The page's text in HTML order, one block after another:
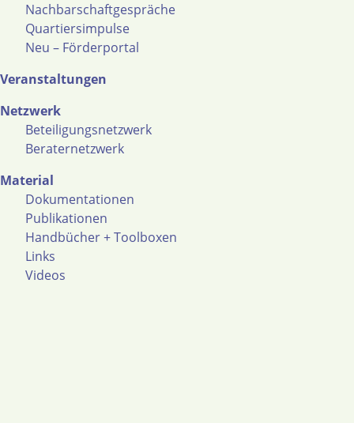
Nachbarschaftgespräche
Quartiersimpulse
Neu – Förderportal
Veranstaltungen
Netzwerk
Beteiligungsnetzwerk
Beraternetzwerk
Material
Dokumentationen
Publikationen
Handbücher + Toolboxen
Links
Videos